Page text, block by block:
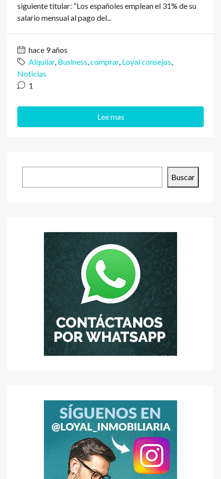
siguiente titular: “Los españoles emplean el 31% de su
salario mensual al pago del...
hace 9 años
Alquilar, Business comprar, Loyal consejos
Noticias
1
Lee mas
Buscar